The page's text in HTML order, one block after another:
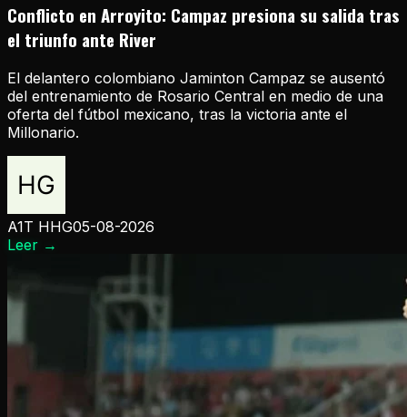
Conflicto en Arroyito: Campaz presiona su salida tras
el triunfo ante River
El delantero colombiano Jaminton Campaz se ausentó
del entrenamiento de Rosario Central en medio de una
oferta del fútbol mexicano, tras la victoria ante el
Millonario.
A1T HHG05-08-2026
Leer →